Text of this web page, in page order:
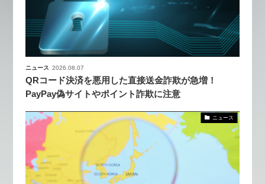
ニュース 2026.08.07
QRコード決済を悪用した直接送金詐欺が急増！
PayPay偽サイトやポイント詐欺に注意
ニュース